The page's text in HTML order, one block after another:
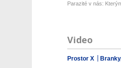
Parazité v nás:
Video
Prostor X